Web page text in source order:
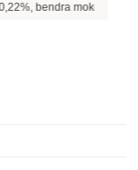
%, bendra mokėtina suma